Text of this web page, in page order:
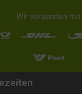
Wir versenden mit: